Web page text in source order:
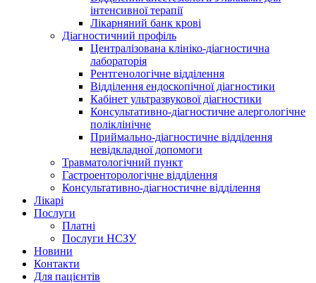
інтенсивної терапії
Лікарняний банк крові
Діагностичний профіль
Централізована клініко-діагностична
лабораторія
Рентгенологічне відділення
Відділення ендоскопічної діагностики
Кабінет ультразвукової діагностики
Консультативно-діагностичне алергологічне
поліклінічне
Приймально-діагностичне відділення
невідкладної допомоги
Травматологічний пункт
Гастроенторологічне відділення
Консультативно-діагностичне відділення
Лікарі
Послуги
Платні
Послуги НСЗУ
Новини
Контакти
Для пацієнтів